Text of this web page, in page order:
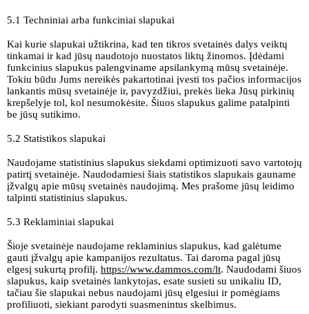
5.1 Techniniai arba funkciniai slapukai
Kai kurie slapukai užtikrina, kad ten tikros svetainės dalys veiktų
tinkamai ir kad jūsų naudotojo nuostatos liktų žinomos. Įdėdami
funkcinius slapukus palengviname apsilankymą mūsų svetainėje.
Tokiu būdu Jums nereikės pakartotinai įvesti tos pačios informacijos
lankantis mūsų svetainėje ir, pavyzdžiui, prekės lieka Jūsų pirkinių
krepšelyje tol, kol nesumokėsite. Šiuos slapukus galime patalpinti
be jūsų sutikimo.
5.2 Statistikos slapukai
Naudojame statistinius slapukus siekdami optimizuoti savo vartotojų
patirtį svetainėje. Naudodamiesi šiais statistikos slapukais gauname
įžvalgų apie mūsų svetainės naudojimą. Mes prašome jūsų leidimo
talpinti statistinius slapukus.
5.3 Reklaminiai slapukai
Šioje svetainėje naudojame reklaminius slapukus, kad galėtume
gauti įžvalgų apie kampanijos rezultatus. Tai daroma pagal jūsų
elgesį sukurtą profilį. https://www.dammos.com/lt. Naudodami šiuos
slapukus, kaip svetainės lankytojas, esate susieti su unikaliu ID,
tačiau šie slapukai nebus naudojami jūsų elgesiui ir pomėgiams
profiliuoti, siekiant parodyti suasmenintus skelbimus.